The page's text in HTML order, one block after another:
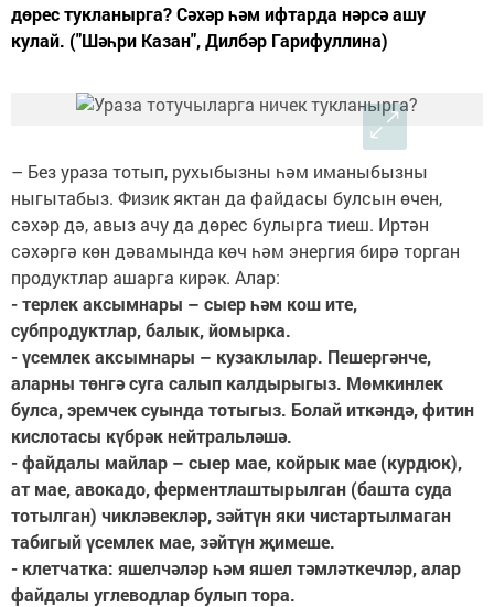
дөрес тукланырга? Сәхәр һәм ифтарда нәрсә ашу
кулай. ("Шәһри Казан", Дилбәр Гарифуллина)
– Без ураза тотып, рухыбызны һәм иманыбызны
ныгытабыз. Физик яктан да файдасы булсын өчен,
сәхәр дә, авыз ачу да дөрес булырга тиеш. Иртән
сәхәргә көн дәвамында көч һәм энергия бирә торган
продуктлар ашарга кирәк. Алар:
- терлек аксымнары – сыер һәм кош ите,
субпродуктлар, балык, йомырка.
- үсемлек аксымнары – кузаклылар. Пешергәнче,
аларны төнгә суга салып калдырыгыз. Мөмкинлек
булса, эремчек суында тотыгыз. Болай иткәндә, фитин
кислотасы күбрәк нейтральләшә.
- файдалы майлар – сыер мае, койрык мае (курдюк),
ат мае, авокадо, ферментлаштырылган (башта суда
тотылган) чикләвекләр, зәйтүн яки чистартылмаган
табигый үсемлек мае, зәйтүн җимеше.
- клетчатка: яшелчәләр һәм яшел тәмләткечләр, алар
файдалы углеводлар булып тора.